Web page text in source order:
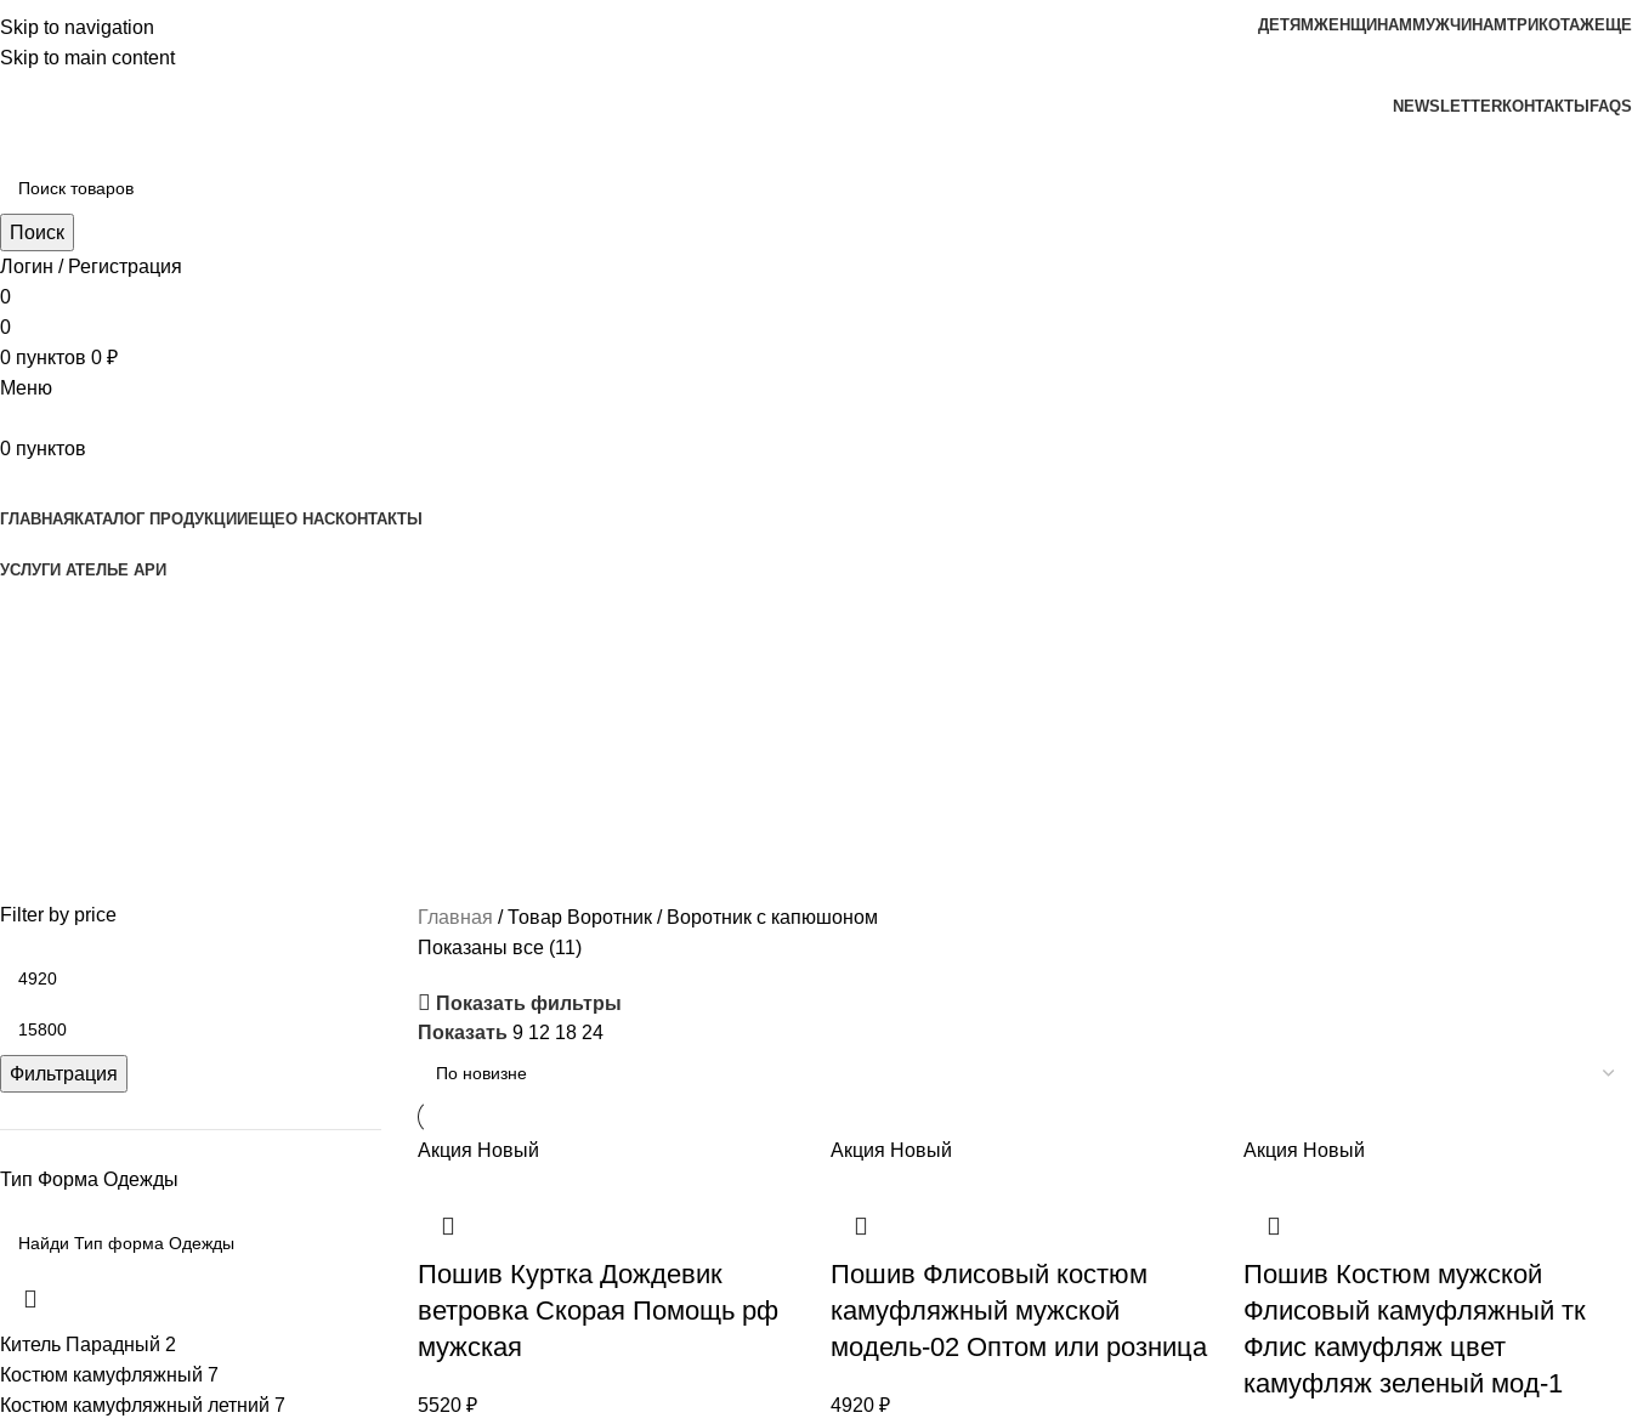
Skip to navigation
Skip to main content
ДЕТЯМЖЕНЩИНАМ МУЖЧИНАМТРИКОТАЖЕЩЕ
aritekstil@mail.ru +79226990188 , +79097440850…
NEWSLETTERКОНТАКТЫ FAQS
Поиск
Логин / Регистрация
0
0
0 пунктов 0 ₽
Меню
0 пунктов
ГЛАВНАЯ КАТАЛОГ ПРОДУКЦИИ ЕЩЕО НАСКОНТАКТЫ
УСЛУГИ АТЕЛЬЕ АРИ
Filter by price
Фильтрация
Тип Форма Одежды
Китель Парадный 2
Костюм камуфляжный 7
Костюм камуфляжный летний 7
Главная Товар Воротник
Воротник с капюшоном
Показаны все (11)
Показать фильтры
Показать 9 12 18 24
Акция Новый
Пошив Куртка Дождевик
ветровка Скорая Помощь рф
мужская
5520 ₽
Акция Новый
Пошив Флисовый костюм
камуфляжный мужской
модель-02 Оптом или розница
4920 ₽
Акция Новый
Пошив Костюм мужской
Флисовый камуфляжный тк
Флис камуфляж цвет
камуфляж зеленый мод-1